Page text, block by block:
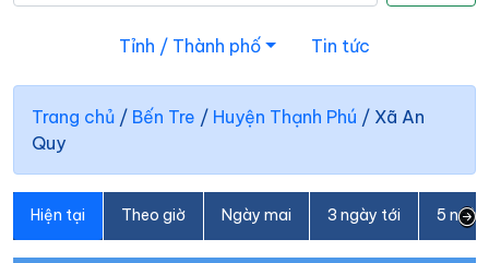
Tỉnh / Thành phố Tin tức
Trang chủ / Bến Tre / Huyện Thạnh Phú / Xã An
Quy
Hiện tại Theo giờ Ngày mai 3 ngày tới 5